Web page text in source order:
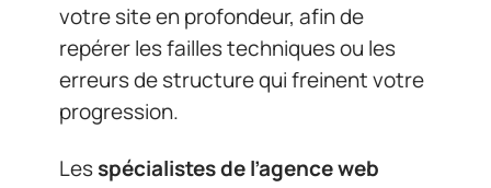
votre site en profondeur, afin de
repérer les failles techniques ou les
erreurs de structure qui freinent votre
progression.
Lesspécialistes de l’agence web